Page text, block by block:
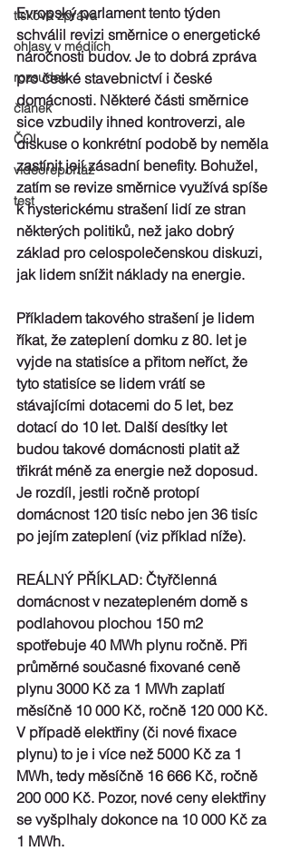
tisková zpráva
ohlasy v médiích
rozsudek
článek
ČOI
videoreportáž
test
Evropský parlament tento týden
schválil revizi směrnice o energetické
náročnosti budov. Je to dobrá zpráva
pro české stavebnictví i české
domácnosti. Některé části směrnice
sice vzbudily ihned kontroverzi, ale
diskuse o konkrétní podobě by neměla
zastínit její zásadní benefity. Bohužel,
zatím se revize směrnice využívá spíše
k hysterickému strašení lidí ze stran
některých politiků, než jako dobrý
základ pro celospolečenskou diskuzi,
jak lidem snížit náklady na energie.
Příkladem takového strašení je lidem
říkat, že zateplení domku z 80. let je
vyjde na statisíce a přitom neříct, že
tyto statisíce se lidem vrátí se
stávajícími dotacemi do 5 let, bez
dotací do 10 let. Další desítky let
budou takové domácnosti platit až
třikrát méně za energie než doposud.
Je rozdíl, jestli ročně protopí
domácnost 120 tisíc nebo jen 36 tisíc
po jejím zateplení (viz příklad níže).
REÁLNÝ PŘÍKLAD: Čtyřčlenná
domácnost v nezatepleném domě s
podlahovou plochou 150 m2
spotřebuje 40 MWh plynu ročně. Při
průměrné současné fixované ceně
plynu 3000 Kč za 1 MWh zaplatí
měsíčně 10 000 Kč, ročně 120 000 Kč.
V případě elektřiny (či nové fixace
plynu) to je i více než 5000 Kč za 1
MWh, tedy měsíčně 16 666 Kč, ročně
200 000 Kč. Pozor, nové ceny elektřiny
se vyšplhaly dokonce na 10 000 Kč za
1 MWh.